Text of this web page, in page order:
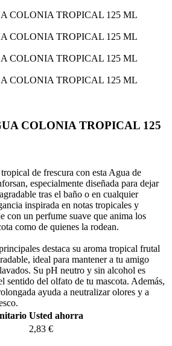
COLONIA TROPICAL 125
de frescura con esta Agua de
especialmente diseñada para dejar
tras el baño o en cualquier
inspirada en notas tropicales y
con un perfume suave que anima los
como de quienes la rodean.
destaca su aroma tropical frutal
ideal para mantener a tu amigo
Su pH neutro y sin alcohol es
sentido del olfato de tu mascota. Además,
ayuda a neutralizar olores y a
Usted ahorra
2,83 €